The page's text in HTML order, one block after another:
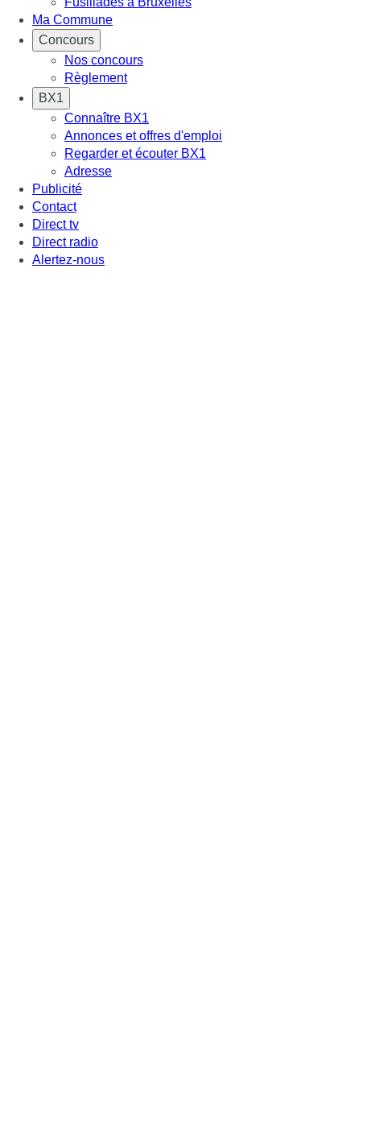
Ma Commune
Concours
Nos concours
Règlement
BX1
Connaître BX1
Annonces et offres d'emploi
Regarder et écouter BX1
Adresse
Publicité
Contact
Direct tv
Direct radio
Alertez-nous